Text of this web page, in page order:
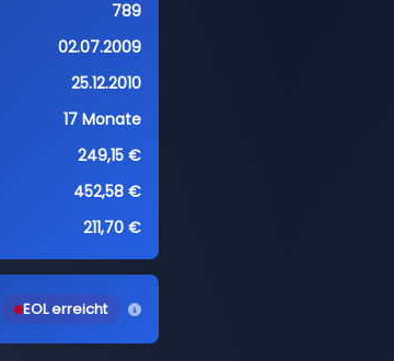
789
02.07.2009
25.12.2010
17 Monate
249,15 €
452,58 €
211,70 €
EOL erreicht